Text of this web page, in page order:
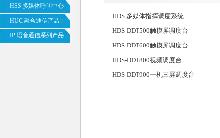
HSS 多媒体呼叫中心
HUC 融合通信产品
IP 语音通信系列产品
HDS 多媒体指挥调度系统
HDS-DDT500触摸屏调度台
HDS-DDT600触摸屏调度台
HDS-DDT800视频调度台
HDS-DDT900一机三屏调度台